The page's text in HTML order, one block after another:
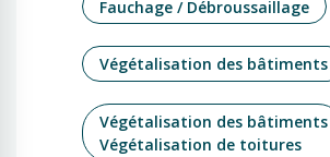
Fauchage / Débroussaillage
Végétalisation des bâtiments
Végétalisation des bâtiments
Végétalisation de toitures